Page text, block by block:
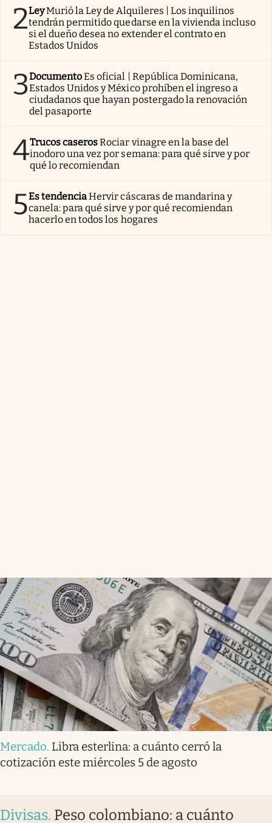
2LeyMurió la Ley de Alquileres | Los inquilinos
tendrán permitido quedarse en la vivienda incluso
si el dueño desea no extender el contrato en
Estados Unidos
3DocumentoEs oficial | República Dominicana,
Estados Unidos y México prohíben el ingreso a
ciudadanos que hayan postergado la renovación
del pasaporte
4Trucos caserosRociar vinagre en la base del
inodoro una vez por semana: para qué sirve y por
qué lo recomiendan
5Es tendenciaHervir cáscaras de mandarina y
canela: para qué sirve y por qué recomiendan
hacerlo en todos los hogares
Mercado. Libra esterlina: a cuánto cerró la
cotización este miércoles 5 de agosto
Divisas. Peso colombiano: a cuánto